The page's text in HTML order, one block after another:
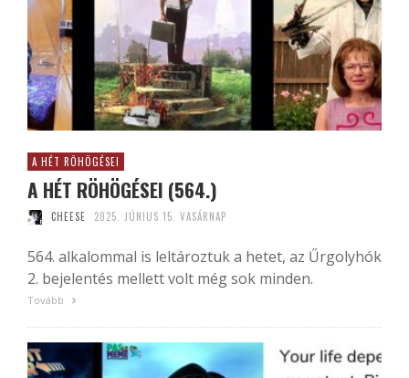
A HÉT RÖHÖGÉSEI
A HÉT RÖHÖGÉSEI (564.)
CHEESE 2025. JÚNIUS 15. VASÁRNAP
564. alkalommal is leltároztuk a hetet, az Űrgolyhók
2. bejelentés mellett volt még sok minden.
Tovább